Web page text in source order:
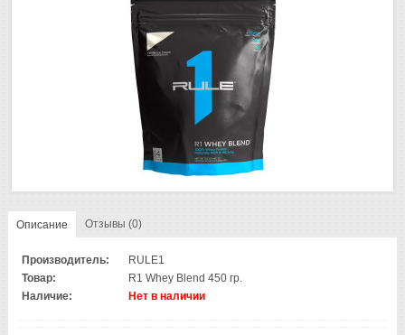
Описание Отзывы (0)
Производитель:
RULE1
Товар:
R1 Whey Blend 450 гр.
Наличие:
Нет в наличии